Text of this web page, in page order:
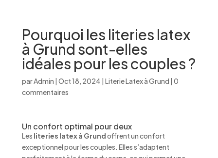
Pourquoi les literies latex
à Grund sont-elles
idéales pour les couples ?
parAdmin | Oct 18, 2024 | Literie Latex à Grund | 0
commentaires
Un confort optimal pour deux
Les literies latex à Grundoffrent un confort
exceptionnel pour les couples. Elles s’adaptent